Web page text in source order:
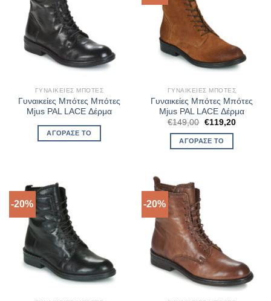
ΓΥΝΑΙΚΕΊΕΣ ΜΠΌΤΕΣ
Γυναικείες Μπότες Μπότες
Mjus PAL LACE Δέρμα
ΑΓΌΡΑΣΈ ΤΟ
ΓΥΝΑΙΚΕΊΕΣ ΜΠΌΤΕΣ
Γυναικείες Μπότες Μπότες
Mjus PAL LACE Δέρμα
€149,00 Original
was:
€149,00.
€119,20Η
ΑΓΌΡΑΣΈ ΤΟ
-20% -20%